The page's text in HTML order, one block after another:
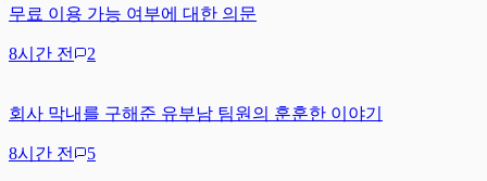
무료 이용 가능 여부에 대한 의문
8시간 전 2
회사 막내를 구해준 유부남 팀원의 훈훈한 이야기
8시간 전 5